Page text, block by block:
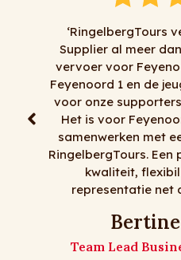
‘Al jaren doen wij
zaken met
alles mag, tenminste
korte transfers,
reizen, goede
mooie bussen moet
zijn! Op naar
De meiden
Matz